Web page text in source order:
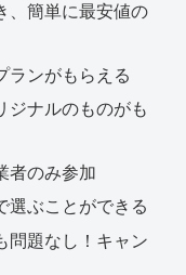
、簡単に最安値の
ランがもらえる
ジナルのものがも
者のみ参加
選ぶことができる
問題なし！キャン